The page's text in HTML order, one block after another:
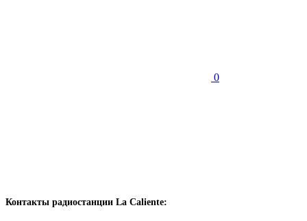
0
Контакты радиостанции La Caliente: